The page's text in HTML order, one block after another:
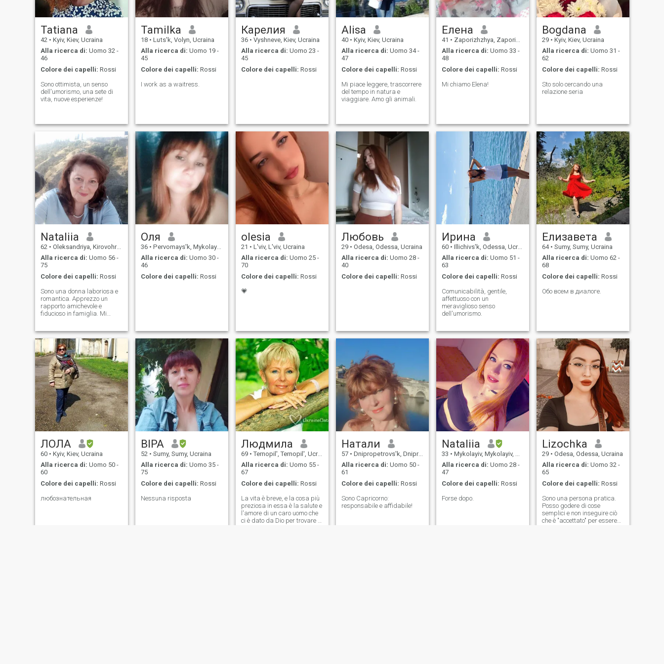
guerra mondiale, non
abbiamo ancora stabilito
regole chiare tra i paesi in
modo che nessuna guerra
possa essere consentita
anche in teoria? (Ad essere
onesti non è facile))))))) mi
sono trasferito in Germania.
Tatiana
42 • Kyiv, Kiev, Ucraina
Alla ricerca di: Uomo 32 -
46
Colore dei capelli: Rossi
Sono ottimista, un senso
dell'umorismo, una sete di
vita, nuove esperienze!
Tamilka
18 • Luts'k, Volyn, Ucraina
Alla ricerca di: Uomo 19 -
45
Colore dei capelli: Rossi
I work as a waitress.
Карелия
36 • Vyshneve, Kiev, Ucraina
Alla ricerca di: Uomo 23 -
45
Colore dei capelli: Rossi
Alisa
40 • Kyiv, Kiev, Ucraina
Alla ricerca di: Uomo 34 -
47
Colore dei capelli: Rossi
Mi piace leggere, trascorrere
del tempo in natura e
viaggiare. Amo gli animali.
Елена
41 • Zaporizhzhya, Zaporizhzhya, Ucraina
Alla ricerca di: Uomo 33 -
48
Colore dei capelli: Rossi
Mi chiamo Elena!
Bogdana
29 • Kyiv, Kiev, Ucraina
Alla ricerca di: Uomo 31 -
62
Colore dei capelli: Rossi
Sto solo cercando una
relazione seria
Nataliia
62 • Oleksandriya, Kirovohrad, Ucraina
Alla ricerca di: Uomo 56 -
75
Colore dei capelli: Rossi
Sono una donna laboriosa e
romantica. Apprezzo un
rapporto amichevole e
fiducioso in famiglia. Mi
un uomo con cui ci capiremo
per sempre.
Оля
36 • Pervomays'k, Mykolayiv, Ucraina
Alla ricerca di: Uomo 30 -
46
Colore dei capelli: Rossi
olesia
21 • L'viv, L'viv, Ucraina
Alla ricerca di: Uomo 25 -
70
Colore dei capelli: Rossi
💗
Любовь
29 • Odesa, Odessa, Ucraina
Alla ricerca di: Uomo 28 -
40
Colore dei capelli: Rossi
Ирина
60 • Illichivs'k, Odessa, Ucraina
Alla ricerca di: Uomo 51 -
63
Colore dei capelli: Rossi
Comunicabilità, gentile,
affettuoso con un
meraviglioso senso
dell'umorismo.
Елизавета
64 • Sumy, Sumy, Ucraina
Alla ricerca di: Uomo 62 -
68
Colore dei capelli: Rossi
Обо всем в диалоге.
ЛОЛА
60 • Kyiv, Kiev, Ucraina
Alla ricerca di: Uomo 50 -
60
Colore dei capelli: Rossi
любознательная
ВІРА
52 • Sumy, Sumy, Ucraina
Alla ricerca di: Uomo 35 -
75
Colore dei capelli: Rossi
Nessuna risposta
Людмила
69 • Ternopil', Ternopil', Ucraina
Alla ricerca di: Uomo 55 -
67
Colore dei capelli: Rossi
La vita è breve, e la cosa più
preziosa in essa è la salute e
l'amore di un caro uomo che
ci è dato da Dio per trovare in
Натали
57 • Dnipropetrovs'k, Dnipropetrovs'k, Ucraina
Alla ricerca di: Uomo 50 -
61
Colore dei capelli: Rossi
Sono Capricorno:
responsabile e affidabile!
Nataliia
33 • Mykolayiv, Mykolayiv, Ucraina
Alla ricerca di: Uomo 28 -
47
Colore dei capelli: Rossi
Forse dopo.
Lizochka
29 • Odesa, Odessa, Ucraina
Alla ricerca di: Uomo 32 -
65
Colore dei capelli: Rossi
Sono una persona pratica.
Posso godere di cose
semplici e non inseguire ciò
che è "accettato" per essere